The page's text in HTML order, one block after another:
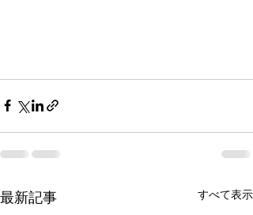
最新記事 すべて表示